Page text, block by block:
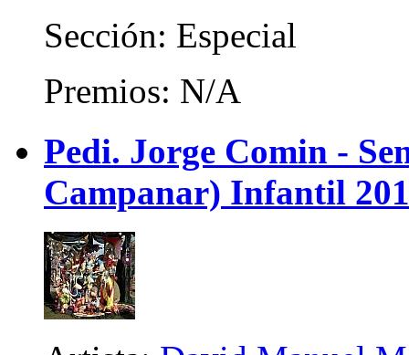
Sección: Especial
Premios: N/A
Pedi. Jorge Comin -
Campanar) Infantil